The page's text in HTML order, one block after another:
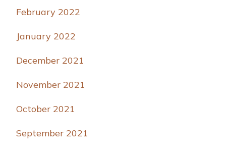
February 2022
January 2022
December 2021
November 2021
October 2021
September 2021